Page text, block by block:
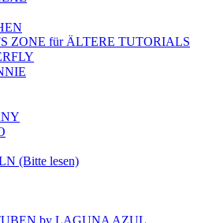
ZONE für ÄLTERE TUTORIALS
(Bitte lesen)
by LAGUNA AZUL